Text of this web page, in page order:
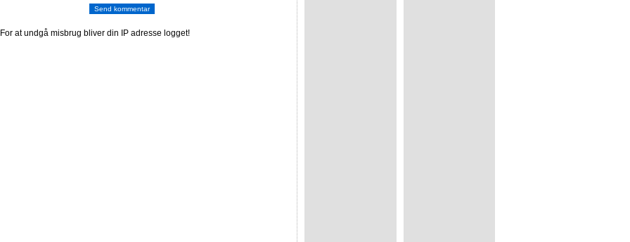
at undgå misbrug bliver din IP adresse logget!